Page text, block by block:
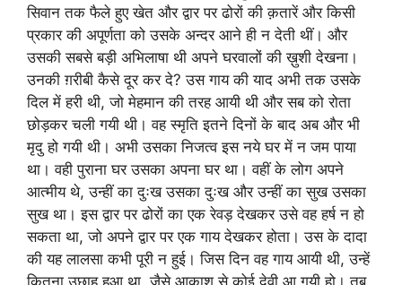
सिवान तक फैले हुए खेत और द्वार पर ढोरों की क़तारें और किसी
प्रकार की अपूर्णता को उसके अन्दर आने ही न देती थीं। और
उसकी सबसे बड़ी अभिलाषा थी अपने घरवालों की ख़ुशी देखना।
उनकी ग़रीबी कैसे दूर कर दे? उस गाय की याद अभी तक उसके
दिल में हरी थी, जो मेहमान की तरह आयी थी और सब को रोता
छोड़कर चली गयी थी। वह स्मृति इतने दिनों के बाद अब और भी
मृदु हो गयी थी। अभी उसका निजत्व इस नये घर में न जम पाया
था। वही पुराना घर उसका अपना घर था। वहीं के लोग अपने
आत्मीय थे, उन्हीं का दुःख उसका दुःख और उन्हीं का सुख उसका
सुख था। इस द्वार पर ढोरों का एक रेवड़ देखकर उसे वह हर्ष न हो
सकता था, जो अपने द्वार पर एक गाय देखकर होता। उस के दादा
की यह लालसा कभी पूरी न हुई। जिस दिन वह गाय आयी थी, उन्हें
कितना उछाह हुआ था, जैसे आकाश से कोई देवी आ गयी हो। तब